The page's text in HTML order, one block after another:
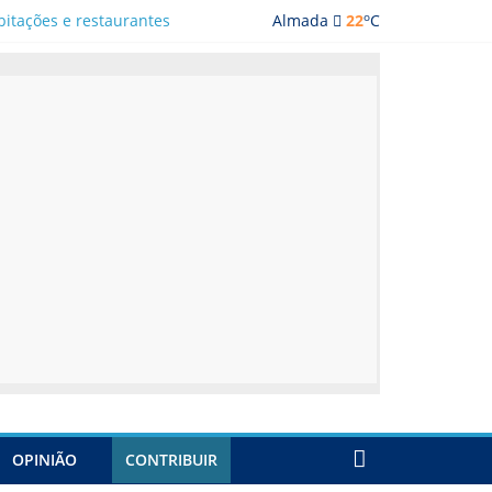
Almada 22oC
e restaurantes
OPINIÃO CONTRIBUIR